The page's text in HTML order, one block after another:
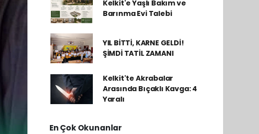
Kelkit'e Yaşlı Bakım ve
Barınma Evi Talebi
YIL BİTTİ, KARNE GELDİ!
ŞİMDİ TATİL ZAMANI
Kelkit'te Akrabalar
Arasında Bıçaklı Kavga: 4
Yaralı
En Çok Okunanlar